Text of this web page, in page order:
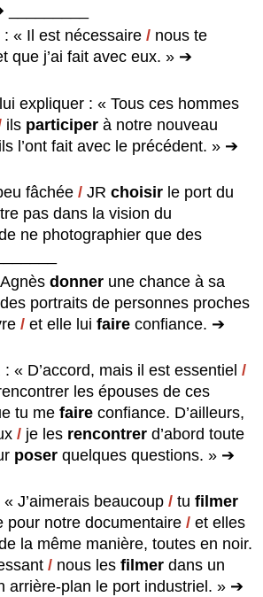
: « Il est nécessaire/ nous te
que j’ai fait avec eux. » ➔
expliquer : « Tous ces hommes
ils participerà notre nouveau
l’ont fait avec le précédent. » ➔
fâchée/ JRchoisir le port du
pas dans la vision du
ne photographier que des
Agnèsdonner une chance à sa
portraits de personnes proches
/ et elle lui faire confiance. ➔
« D’accord, mais il est essentiel/
les épouses de ces
tu mefaireconfiance. D’ailleurs,
/ je les rencontrer d’abord toute
poser quelques questions. » ➔
J’aimerais beaucoup/ tufilmer
pour notre documentaire/ et elles
la même manière, toutes en noir.
/ nous lesfilmer dans un
arrière-plan le port industriel. » ➔